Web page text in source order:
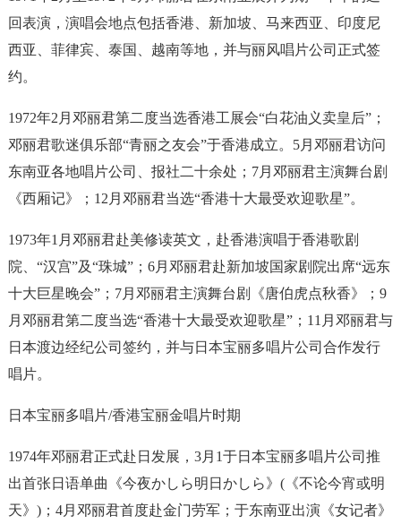
回表演，演唱会地点包括香港、新加坡、马来西亚、印度尼
西亚、菲律宾、泰国、越南等地，并与丽风唱片公司正式签
约。
1972年2月邓丽君第二度当选香港工展会“白花油义卖皇后”；
邓丽君歌迷俱乐部“青丽之友会”于香港成立。5月邓丽君访问
东南亚各地唱片公司、报社二十余处；7月邓丽君主演舞台剧
《西厢记》；12月邓丽君当选“香港十大最受欢迎歌星”。
1973年1月邓丽君赴美修读英文，赴香港演唱于香港歌剧
院、“汉宫”及“珠城”；6月邓丽君赴新加坡国家剧院出席“远东
十大巨星晚会”；7月邓丽君主演舞台剧《唐伯虎点秋香》；9
月邓丽君第二度当选“香港十大最受欢迎歌星”；11月邓丽君与
日本渡边经纪公司签约，并与日本宝丽多唱片公司合作发行
唱片。
日本宝丽多唱片/香港宝丽金唱片时期
1974年邓丽君正式赴日发展，3月1于日本宝丽多唱片公司推
出首张日语单曲《今夜かしら明日かしら》(《不论今宵或明
天》)；4月邓丽君首度赴金门劳军；于东南亚出演《女记者》